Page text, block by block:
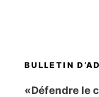
BULLETIN
«Défendre le